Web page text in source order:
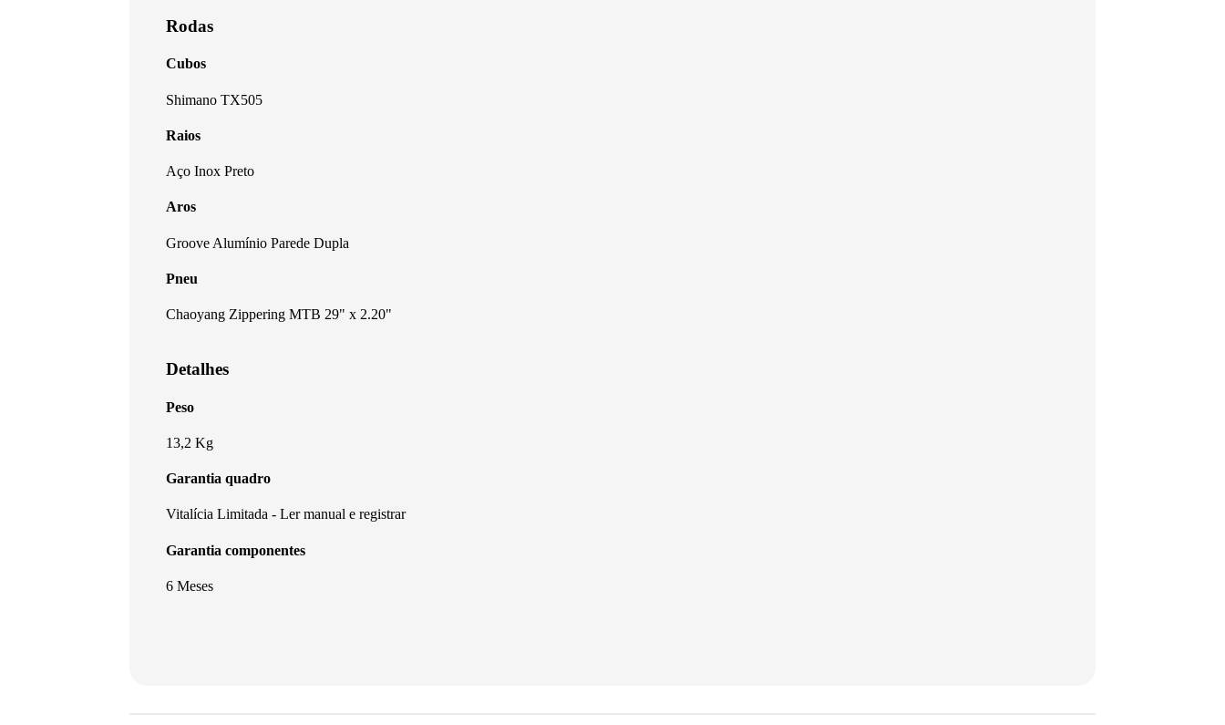
Rodas
Cubos
Shimano TX505
Raios
Aço Inox Preto
Aros
Groove Alumínio Parede Dupla
Pneu
Chaoyang Zippering MTB 29" x 2.20"
Detalhes
Peso
13,2 Kg
Garantia quadro
Vitalícia Limitada - Ler manual e registrar
Garantia componentes
6 Meses